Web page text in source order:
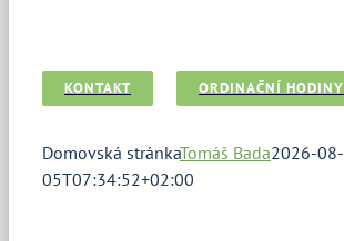
KONTAKT ORDINAČNÍ HODINY
Domovská stránkaTomáš Bada2026-08-
05T07:34:52+02:00